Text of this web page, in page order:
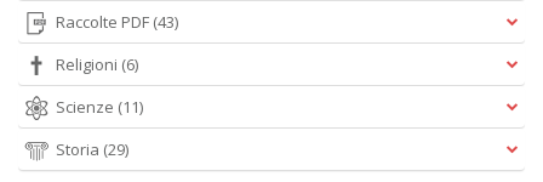
Raccolte PDF (43)
Religioni (6)
Scienze (11)
Storia (29)